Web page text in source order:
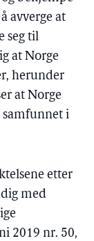
avverge at
seg til
at Norge
herunder
at Norge
samfunnet i
etter
med
2019 nr. 50,